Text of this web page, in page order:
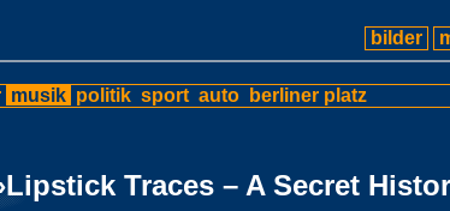
bilder
musik politik sport auto berliner platz
Traces – A Secret